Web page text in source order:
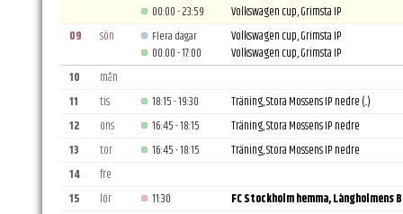
00:00 - 23:59
Volkswagen cup, Grimsta IP
09
sön Flera dagar
Volkswagen cup, Grimsta IP
00:00 - 17:00
Volkswagen cup, Grimsta IP
10
mån
11
tis 18:15 - 19:30 Träning, Stora Mossens IP nedre (..)
12
ons 16:45 - 18:15
Träning, Stora Mossens IP nedre
13
tor 16:45 - 18:15
Träning, Stora Mossens IP nedre
14
fre
15
lör 11:30 FC Stockholm hemma, Långholmens